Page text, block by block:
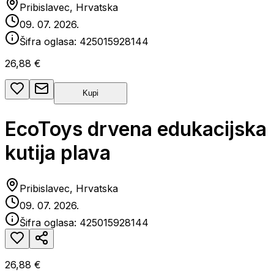
Pribislavec, Hrvatska
09. 07. 2026.
Šifra oglasa: 425015928144
26,88 €
Kupi
EcoToys drvena edukacijska
kutija plava
Pribislavec, Hrvatska
09. 07. 2026.
Šifra oglasa: 425015928144
26,88 €